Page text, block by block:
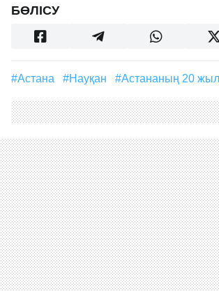
БӨЛІСУ
#Астана #науқан #Астананың 20